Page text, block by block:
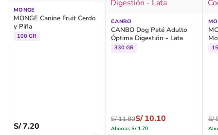
MONGE
MONGE Canine Fruit Cerdo
y Piña
100 GR
S/7.20
CANBO
CANBO Dog Paté Adulto
Óptima Digestión - Lata
330 GR
S/11.80S/10.10
Ahorras S/1.70
S/